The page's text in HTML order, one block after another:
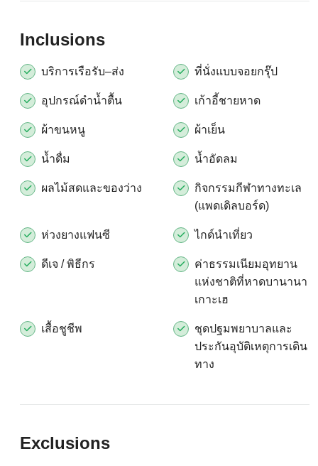
Inclusions
บริการเรือรับ–ส่ง ที่นั่งแบบจอยกรุ๊ป
อุปกรณ์ดำน้ำตื้น เก้าอี้ชายหาด
ผ้าขนหนู ผ้าเย็น
น้ำดื่ม น้ำอัดลม
ผลไม้สดและของว่าง
กิจกรรมกีฬาทางทะเล
(แพดเดิลบอร์ด)
ห่วงยางแฟนซี ไกด์นำเที่ยว
ดีเจ / พิธีกร
ค่าธรรมเนียมอุทยาน
แห่งชาติที่หาดบานานา
เกาะเฮ
เสื้อชูชีพ
ชุดปฐมพยาบาลและ
ประกันอุบัติเหตุการเดิน
ทาง
Exclusions